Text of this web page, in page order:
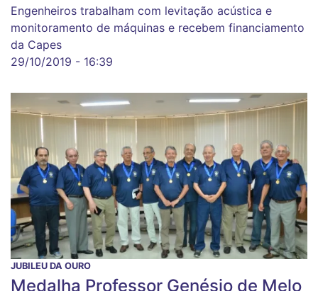
Engenheiros trabalham com levitação acústica e
monitoramento de máquinas e recebem financiamento
da Capes
29/10/2019 - 16:39
JUBILEU DA OURO
Medalha Professor Genésio de Melo